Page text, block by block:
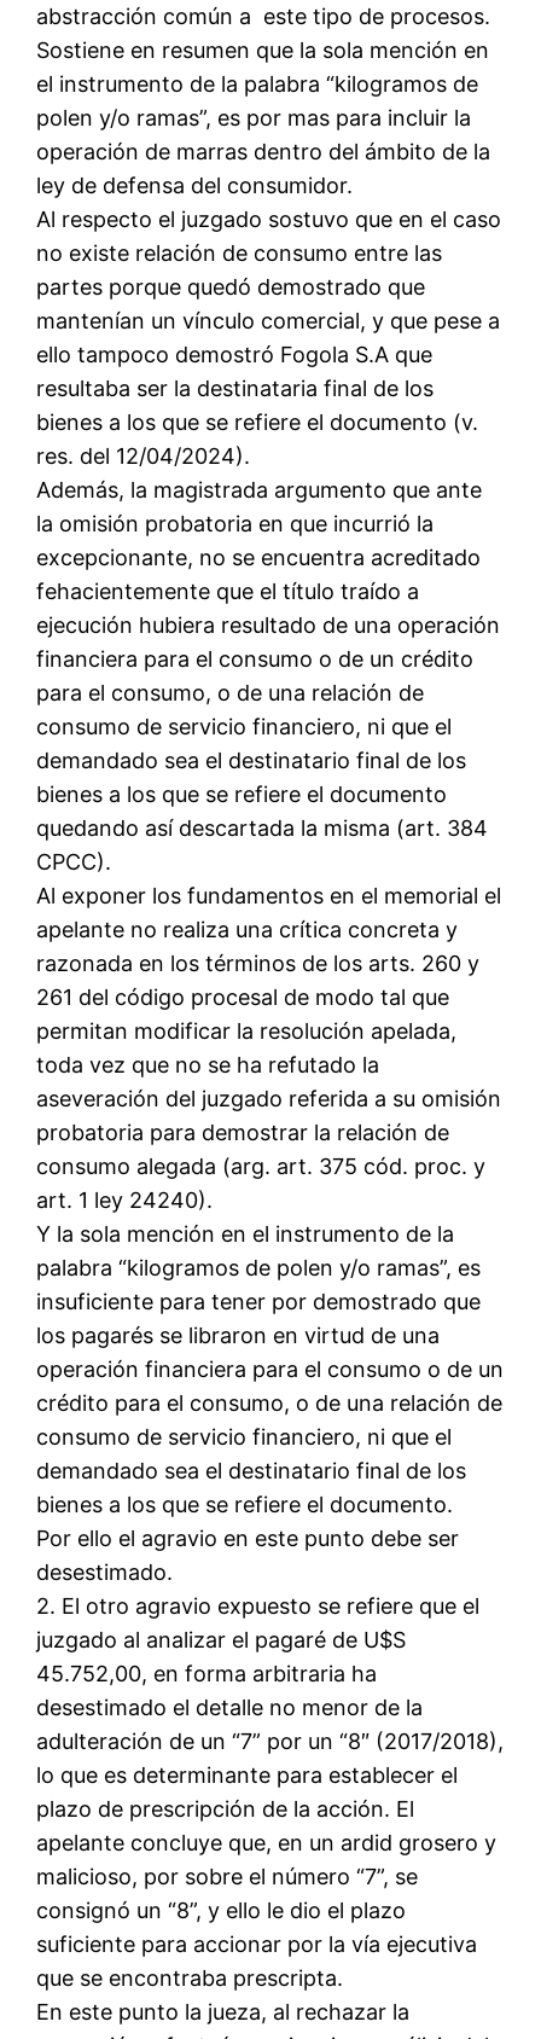
abstracción común a este tipo de procesos.
Sostiene en resumen que la sola mención en
el instrumento de la palabra “kilogramos de
polen y/o ramas”, es por mas para incluir la
operación de marras dentro del ámbito de la
ley de defensa del consumidor.
Al respecto el juzgado sostuvo que en el caso
no existe relación de consumo entre las
partes porque quedó demostrado que
mantenían un vínculo comercial, y que pese a
ello tampoco demostró Fogola S.A que
resultaba ser la destinataria final de los
bienes a los que se refiere el documento (v.
res. del 12/04/2024).
Además, la magistrada argumento que ante
la omisión probatoria en que incurrió la
excepcionante, no se encuentra acreditado
fehacientemente que el título traído a
ejecución hubiera resultado de una operación
financiera para el consumo o de un crédito
para el consumo, o de una relación de
consumo de servicio financiero, ni que el
demandado sea el destinatario final de los
bienes a los que se refiere el documento
quedando así descartada la misma (art. 384
CPCC).
Al exponer los fundamentos en el memorial el
apelante no realiza una crítica concreta y
razonada en los términos de los arts. 260 y
261 del código procesal de modo tal que
permitan modificar la resolución apelada,
toda vez que no se ha refutado la
aseveración del juzgado referida a su omisión
probatoria para demostrar la relación de
consumo alegada (arg. art. 375 cód. proc. y
art. 1 ley 24240).
Y la sola mención en el instrumento de la
palabra “kilogramos de polen y/o ramas”, es
insuficiente para tener por demostrado que
los pagarés se libraron en virtud de una
operación financiera para el consumo o de un
crédito para el consumo, o de una relación de
consumo de servicio financiero, ni que el
demandado sea el destinatario final de los
bienes a los que se refiere el documento.
Por ello el agravio en este punto debe ser
desestimado.
2. El otro agravio expuesto se refiere que el
juzgado al analizar el pagaré de U$S
45.752,00, en forma arbitraria ha
desestimado el detalle no menor de la
adulteración de un “7” por un “8″ (2017/2018),
lo que es determinante para establecer el
plazo de prescripción de la acción. El
apelante concluye que, en un ardid grosero y
malicioso, por sobre el número “7”, se
consignó un “8”, y ello le dio el plazo
suficiente para accionar por la vía ejecutiva
que se encontraba prescripta.
En este punto la jueza, al rechazar la